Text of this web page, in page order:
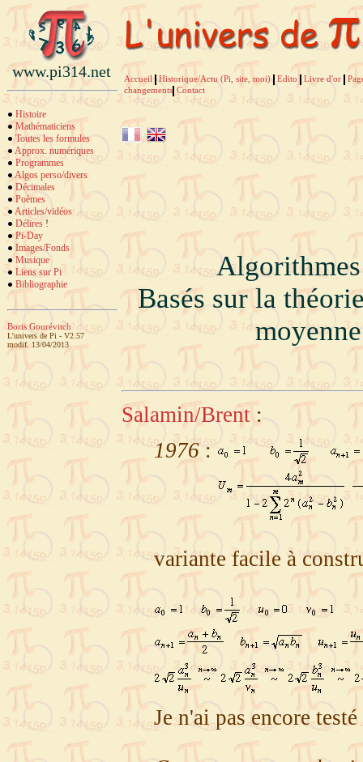
www.pi314.net
Histoire
Mathématiciens
Toutes les formules
Approx. numériques
Programmes
Algos perso/divers
Décimales
Poèmes
Articles/vidéos
Délires !
Pi-Day
Images/Fonds
Musique
Liens sur Pi
Bibliographie
Boris Gourévitch
L'univers de Pi - V2.57
modif. 13/04/2013
Accueil Historique/Actu (Pi, site, moi) Edito Livre d'or
changements Contact
Basés sur la
Salamin/Brent:
1976:
variante facile à
Je n'ai pas encore